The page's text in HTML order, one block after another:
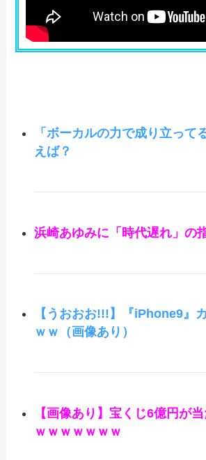
「ボーカルの力で成り立って
えば？
浜崎あゆみに「時代遅れ」の
【うおおお!!!】『iPhone9』
ｗｗ（画像あり）
【画像あり】宝くじ6億円が
ｗｗｗｗｗｗｗ